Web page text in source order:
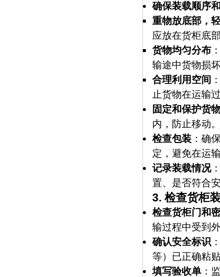
确保装载顺序
重物放底部，
应放在货柜底
货物均匀分布
输途中货物损
合理利用空间
止货物在运输
固定和保护货
内，防止移动
检查包装 ：确
定，避免在运
记录装载情况
置、是否符合
3. 检查货柜
检查货柜门和
输过程中受到
确认安全标识
等）已正确粘
填写验收单 ：